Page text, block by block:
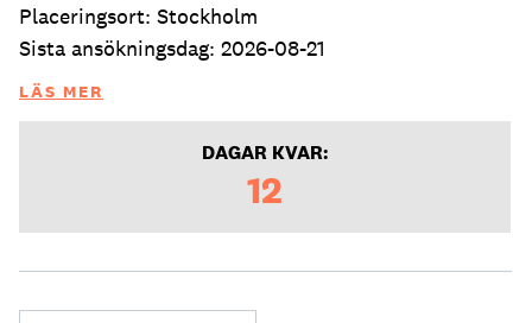
Placeringsort: Stockholm
Sista ansökningsdag: 2026-08-21
LÄS MER
DAGAR KVAR:
12